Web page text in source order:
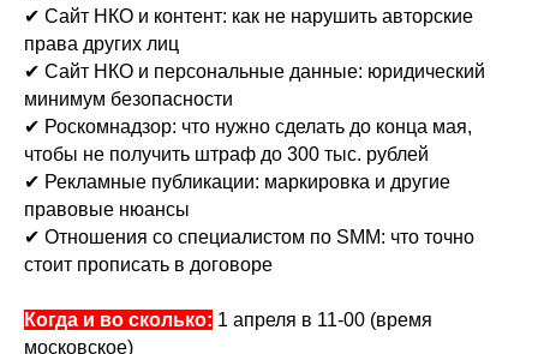
✔ Сайт НКО и контент: как не нарушить авторские
права других лиц
✔ Сайт НКО и персональные данные: юридический
минимум безопасности
✔ Роскомнадзор: что нужно сделать до конца мая,
чтобы не получить штраф до 300 тыс. рублей
✔ Рекламные публикации: маркировка и другие
правовые нюансы
✔ Отношения со специалистом по SMM: что точно
стоит прописать в договоре
Когда и во сколько: 1 апреля в 11-00 (время
московское)